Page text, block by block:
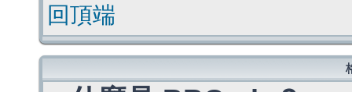
回頂端